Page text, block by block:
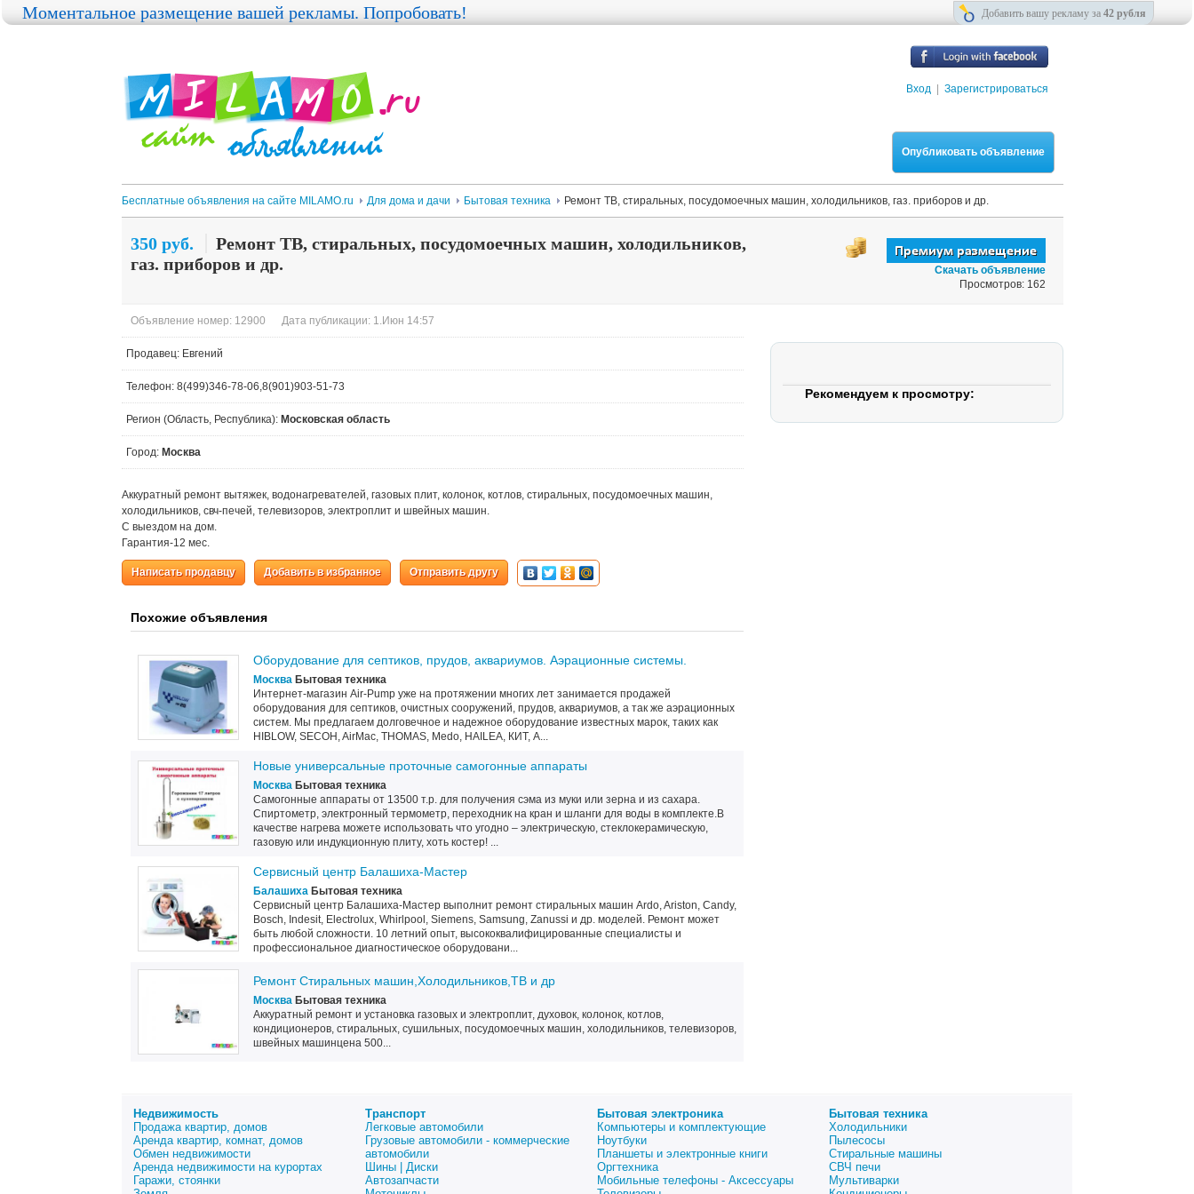
Вход Зарегистрироваться
Опубликовать объявление
Бесплатные объявления на сайте MILAMO.ru Для дома и дачи Бытовая техника Ремонт ТВ, стиральных, посудомоечных машин, холодильников, газ. приборов и др.
350 руб.
Ремонт ТВ, стиральных, посудомоечных машин, холодильников,
газ. приборов и др.
Скачать объявление
Просмотров: 162
Объявление номер: 12900 Дата публикации: 1.Июн 14:57
Продавец: Евгений
Телефон: 8(499)346-78-06,8(901)903-51-73
Регион (Область, Республика): Московская область
Город: Москва
Аккуратный ремонт вытяжек, водонагревателей, газовых плит, колонок, котлов, стиральных, посудомоечных машин,
холодильников, свч-печей, телевизоров, электроплит и швейных машин.
С выездом на дом.
Гарантия-12 мес.
Написать продавцу Добавить в избранное Отправить другу
Похожие объявления
Оборудование для септиков, прудов, аквариумов. Аэрационные системы.
Москва Бытовая техника
Интернет-магазин Air-Pump уже на протяжении многих лет занимается продажей
оборудования для септиков, очистных сооружений, прудов, аквариумов, а так же аэрационных
систем. Мы предлагаем долговечное и надежное оборудование известных марок, таких как
HIBLOW, SECOH, AirMac, THOMAS, Medo, HAILEA, КИТ, A...
Новые универсальные проточные самогонные аппараты
Москва Бытовая техника
Самогонные аппараты от 13500 т.р. для получения сэма из муки или зерна и из сахара.
Спиртометр, электронный термометр, переходник на кран и шланги для воды в комплекте.В
качестве нагрева можете использовать что угодно – электрическую, стеклокерамическую,
газовую или индукционную плиту, хоть костер! ...
Сервисный центр Балашиха-Мастер
Балашиха Бытовая техника
Сервисный центр Балашиха-Мастер выполнит ремонт стиральных машин Ardo, Ariston, Candy,
Bosch, Indesit, Electrolux, Whirlpool, Siemens, Samsung, Zanussi и др. моделей. Ремонт может
быть любой сложности. 10 летний опыт, высококвалифицированные специалисты и
профессиональное диагностическое оборудовани...
Ремонт Стиральных машин,Холодильников,ТВ и др
Москва Бытовая техника
Аккуратный ремонт и установка газовых и электроплит, духовок, колонок, котлов,
кондиционеров, стиральных, сушильных, посудомоечных машин, холодильников, телевизоров,
швейных машинцена 500...
Моментальное размещение вашей рекламы. Попробовать! Добавить вашу рекламу за 42 рубля
Рекомендуем к просмотру:
Недвижимость
Продажа квартир, домов
Аренда квартир, комнат, домов
Обмен недвижимости
Аренда недвижимости на курортах
Гаражи, стоянки
Транспорт
Легковые автомобили
Грузовые автомобили - коммерческие
автомобили
Шины | Диски
Автозапчасти
Бытовая электроника
Компьютеры и комплектующие
Ноутбуки
Планшеты и электронные книги
Оргтехника
Мобильные телефоны - Аксессуары
Бытовая техника
Холодильники
Пылесосы
Стиральные машины
СВЧ печи
Мультиварки